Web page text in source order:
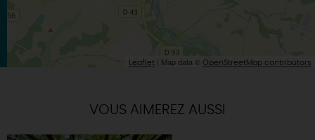
Leaflet | Map data © OpenStreetMap contributors
VOUS AIMEREZ AUSSI